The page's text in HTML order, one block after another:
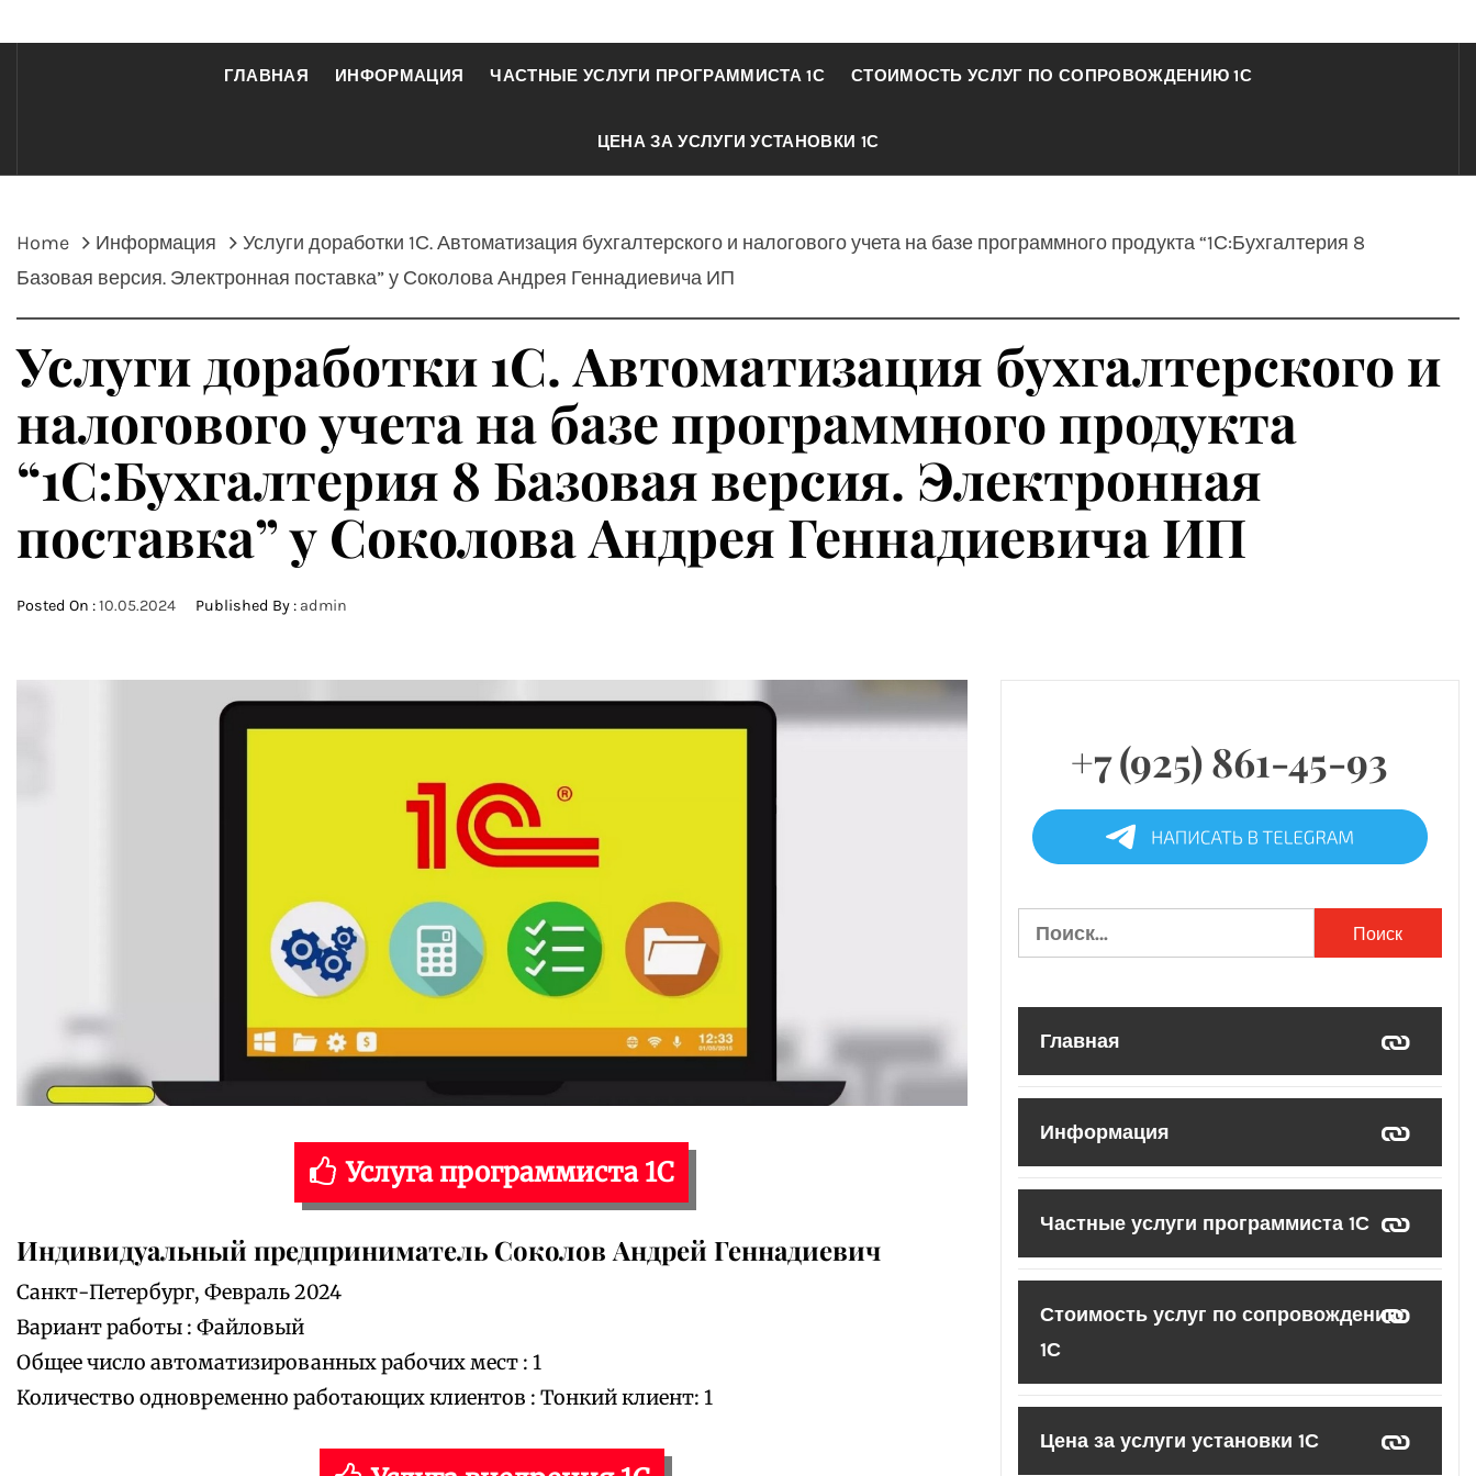
ГЛАВНАЯ ИНФОРМАЦИЯ ЧАСТНЫЕ УСЛУГИ ПРОГРАММИСТА 1С СТОИМОСТЬ УСЛУГ ПО СОПРОВОЖДЕНИЮ 1С
ЦЕНА ЗА УСЛУГИ УСТАНОВКИ 1С
Home Информация
Услуги доработки 1С. Автоматизация бухгалтерского и налогового учета на базе программного продукта “1С:Бухгалтерия 8
Базовая версия. Электронная поставка” у Соколова Андрея Геннадиевича ИП
Услуги доработки 1С. Автоматизация бухгалтерского и
налогового учета на базе программного продукта
“1С:Бухгалтерия 8 Базовая версия. Электронная
поставка” у Соколова Андрея Геннадиевича ИП
Posted On :10.05.2024 Published By : admin
Услуга программиста 1С
Индивидуальный предприниматель Соколов Андрей Геннадиевич
Санкт-Петербург, Февраль 2024
Вариант работы : Файловый
Общее число автоматизированных рабочих мест : 1
Количество одновременно работающих клиентов : Тонкий клиент: 1
+7 (925) 861-45-93
Найти:
Главная
Информация
Частные услуги программиста 1С
Стоимость услуг по сопровождению
1С
Цена за услуги установки 1С